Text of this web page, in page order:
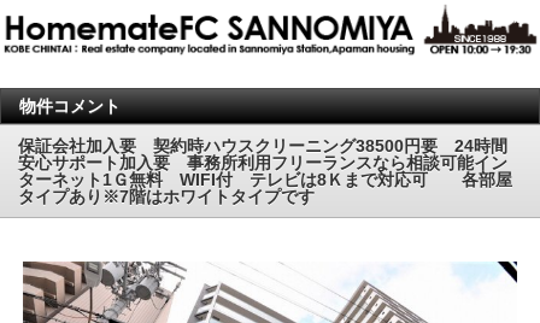
物件コメント
保証会社加入要 契約時ハウスクリーニング38500円要 24時間
安心サポート加入要 事務所利用フリーランスなら相談可能イン
ターネット1Ｇ無料 WIFI付 テレビは8Ｋまで対応可 各部屋
タイプあり※7階はホワイトタイプです